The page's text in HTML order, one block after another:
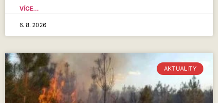
VÍCE...
6. 8. 2026
AKTUALITY